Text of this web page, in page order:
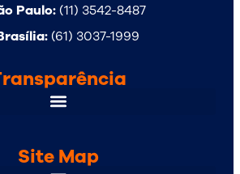
Site Map
Paulo:(11) 3542-8487
(61) 3037-1999